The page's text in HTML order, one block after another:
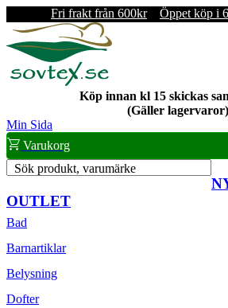
Fri frakt från 600kr Öppet köp i
Köp innan kl 15 skickas
(Gäller lagervaror)
Min Sida
Varukorg
Sök produkt, varumärke
OUTLET
Bad
Barnartiklar
Belysning
Dofter